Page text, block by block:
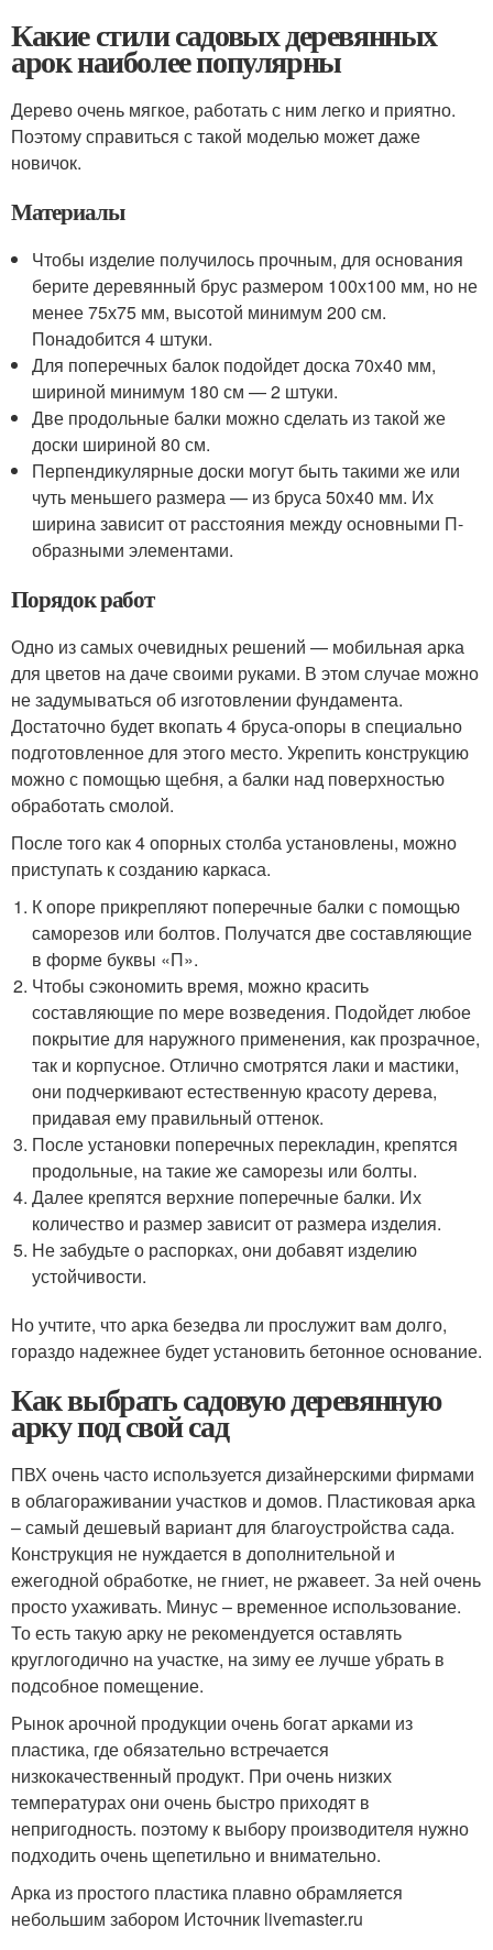
Какие стили садовых деревянных
арок наиболее популярны
Дерево очень мягкое, работать с ним легко и приятно.
Поэтому справиться с такой моделью может даже
новичок.
Материалы
Чтобы изделие получилось прочным, для основания
берите деревянный брус размером 100х100 мм, но не
менее 75х75 мм, высотой минимум 200 см.
Понадобится 4 штуки.
Для поперечных балок подойдет доска 70х40 мм,
шириной минимум 180 см — 2 штуки.
Две продольные балки можно сделать из такой же
доски шириной 80 см.
Перпендикулярные доски могут быть такими же или
чуть меньшего размера — из бруса 50х40 мм. Их
ширина зависит от расстояния между основными П-
образными элементами.
Порядок работ
Одно из самых очевидных решений — мобильная арка
для цветов на даче своими руками. В этом случае можно
не задумываться об изготовлении фундамента.
Достаточно будет вкопать 4 бруса-опоры в специально
подготовленное для этого место. Укрепить конструкцию
можно с помощью щебня, а балки над поверхностью
обработать смолой.
После того как 4 опорных столба установлены, можно
приступать к созданию каркаса.
К опоре прикрепляют поперечные балки с помощью
саморезов или болтов. Получатся две составляющие
в форме буквы «П».
Чтобы сэкономить время, можно красить
составляющие по мере возведения. Подойдет любое
покрытие для наружного применения, как прозрачное,
так и корпусное. Отлично смотрятся лаки и мастики,
они подчеркивают естественную красоту дерева,
придавая ему правильный оттенок.
После установки поперечных перекладин, крепятся
продольные, на такие же саморезы или болты.
Далее крепятся верхние поперечные балки. Их
количество и размер зависит от размера изделия.
Не забудьте о распорках, они добавят изделию
устойчивости.
Но учтите, что арка безедва ли прослужит вам долго,
гораздо надежнее будет установить бетонное основание.
Как выбрать садовую деревянную
арку под свой сад
ПВХ очень часто используется дизайнерскими фирмами
в облагораживании участков и домов. Пластиковая арка
– самый дешевый вариант для благоустройства сада.
Конструкция не нуждается в дополнительной и
ежегодной обработке, не гниет, не ржавеет. За ней очень
просто ухаживать. Минус – временное использование.
То есть такую арку не рекомендуется оставлять
круглогодично на участке, на зиму ее лучше убрать в
подсобное помещение.
Рынок арочной продукции очень богат арками из
пластика, где обязательно встречается
низкокачественный продукт. При очень низких
температурах они очень быстро приходят в
непригодность. поэтому к выбору производителя нужно
подходить очень щепетильно и внимательно.
Арка из простого пластика плавно обрамляется
небольшим забором Источник livemaster.ru